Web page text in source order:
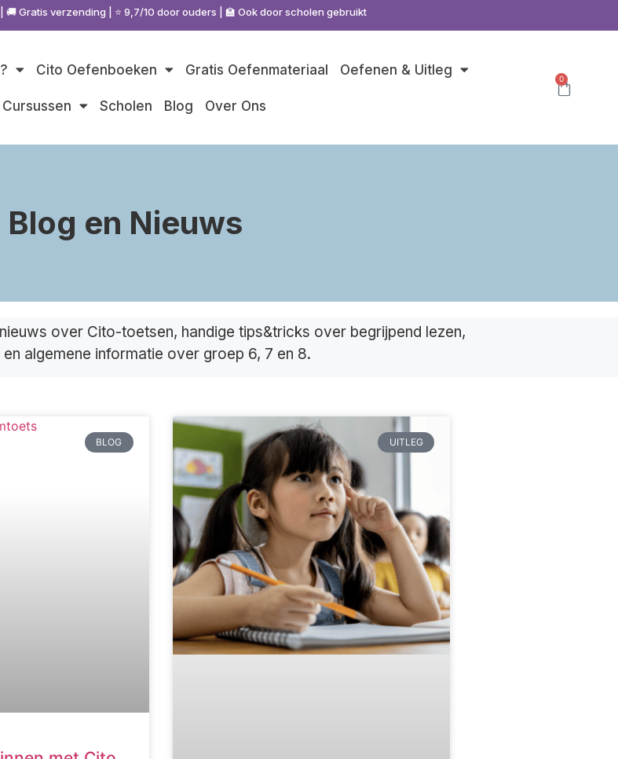
🚚 Gratis verzending | ⭐ 9,7/10 door ouders | 🏫 Ook door scholen gebruikt
Cito Oefenboeken Gratis Oefenmateriaal Oefenen & Uitleg
Cursussen Scholen Blog Over Ons
0
en Nieuws
over Cito-toetsen, handige tips&tricks over begrijpend lezen,
en algemene informatie over groep 6, 7 en 8.
BLOG UITLEG